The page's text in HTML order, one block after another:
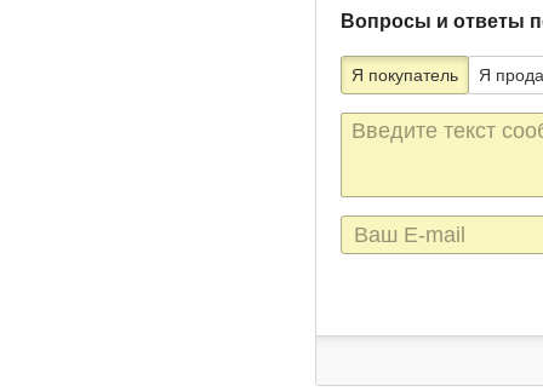
Вопросы и ответы
Я покупатель Я
Текст
сообщения
E-
mail